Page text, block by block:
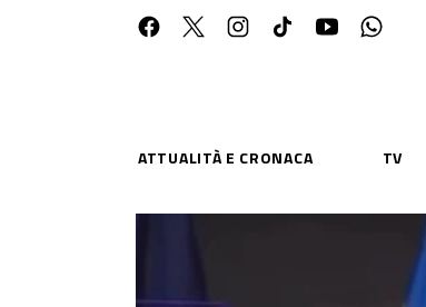
ATTUALITÀ E CRONACA TV